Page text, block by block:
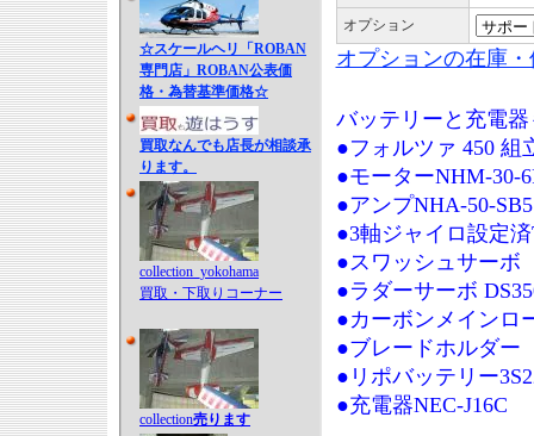
☆スケールヘリ「ROBAN
専門店」ROBAN公表価
格・為替基準価格☆
買取なんでも店長が相談承
ります。
collection_yokohama
買取・下取りコーナー
collection売ります
オプション
オプションの在庫
バッテリーと充電器
●フォルツァ 450 組
●モーターNHM-30-
●アンプNHA-50-
●3軸ジャイロ設定
●スワッシュサーボ
●ラダーサーボ
●カーボンメインロ
●ブレードホルダー
●リポバッテリー
●充電器NEC-J16C